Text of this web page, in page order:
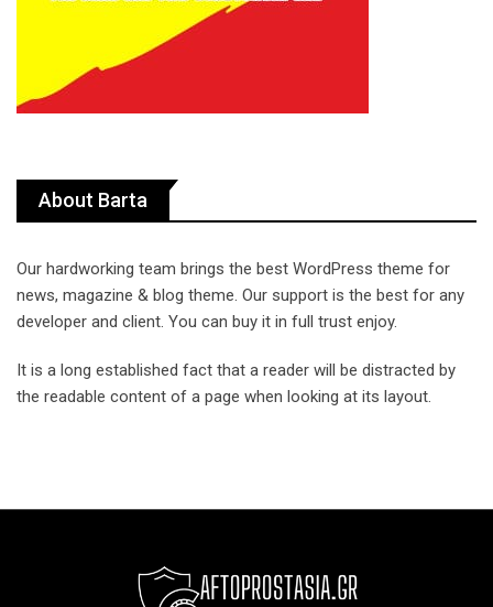
About Barta
Our hardworking team brings the best WordPress theme for
news, magazine & blog theme. Our support is the best for any
developer and client. You can buy it in full trust enjoy.
It is a long established fact that a reader will be distracted by
the readable content of a page when looking at its layout.